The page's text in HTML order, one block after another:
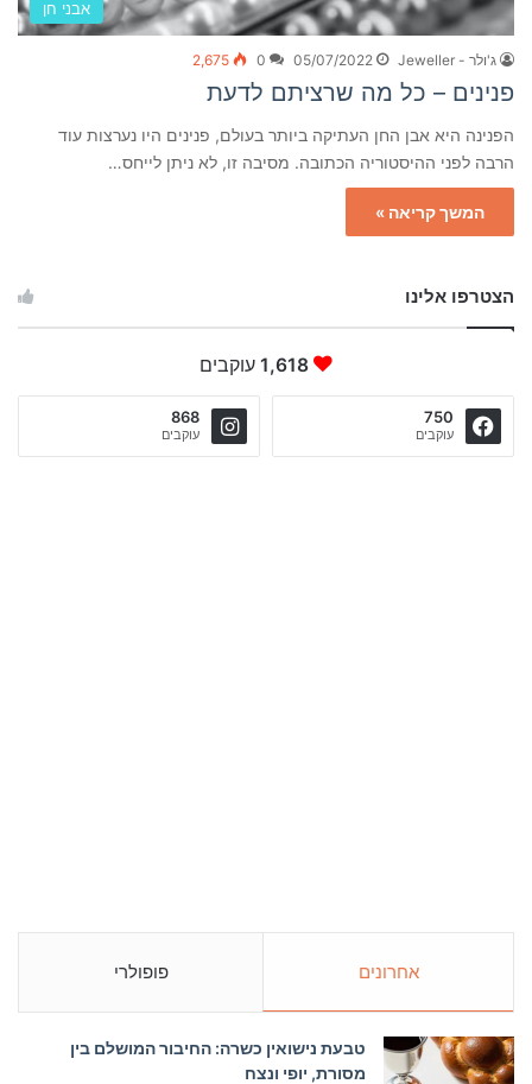
אבני חן
ג'ולר - Jeweller 05/07/2022
0
2,675
פנינים – כל מה שרציתם לדעת
הפנינה היא אבן החן העתיקה ביותר בעולם, פנינים היו נערצות עוד
הרבה לפני ההיסטוריה הכתובה. מסיבה זו, לא ניתן לייחס…
המשך קריאה »
הצטרפו אלינו
1,618 עוקבים
750
עוקבים
868
עוקבים
אחרונים פופולרי
טבעת נישואין כשרה: החיבור המושלם בין
מסורת, יופי ונצח